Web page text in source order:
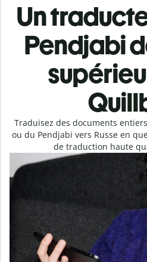
Un
Pendjabi
Traduisez des documents
ou du Pendjabi vers Russe en
de traduction haute